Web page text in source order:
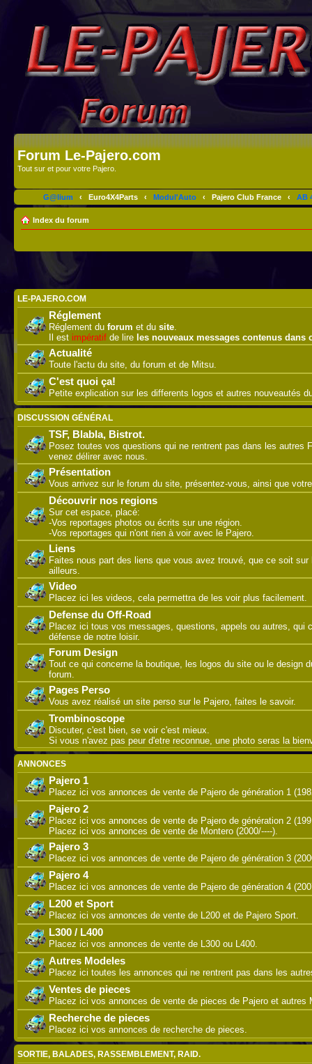
Forum Le-Pajero.com
Tout sur et pour votre Pajero.
G@lium ‹ Euro4X4Parts ‹ Modul'Auto ‹ Pajero Club France ‹ AB
Index du forum
LE-PAJERO.COM
Réglement
Réglement du forum et du site.
Il est impératif de lire les nouveaux messages contenus dans
Actualité
Toute l'actu du site, du forum et de Mitsu.
C'est quoi ça!
Petite explication sur les differents logos et autres nouveautés
DISCUSSION GÉNÉRAL
TSF, Blabla, Bistrot.
Posez toutes vos questions qui ne rentrent pas dans les autres
venez délirer avec nous.
Présentation
Vous arrivez sur le forum du site, présentez-vous, ainsi que
Découvrir nos regions
Sur cet espace, placé:
-Vos reportages photos ou écrits sur une région.
-Vos reportages qui n'ont rien à voir avec le Pajero.
Liens
Faites nous part des liens que vous avez trouvé, que ce soit sur
ailleurs.
Video
Placez ici les videos, cela permettra de les voir plus facilement.
Defense du Off-Road
Placez ici tous vos messages, questions, appels ou autres, qui
défense de notre loisir.
Forum Design
Tout ce qui concerne la boutique, les logos du site ou le design
forum.
Pages Perso
Vous avez réalisé un site perso sur le Pajero, faites le savoir.
Trombinoscope
Discuter, c'est bien, se voir c'est mieux.
Si vous n'avez pas peur d'etre reconnue, une photo seras la
ANNONCES
Pajero 1
Placez ici vos annonces de vente de Pajero de génération 1
Pajero 2
Placez ici vos annonces de vente de Pajero de génération 2
Placez ici vos annonces de vente de Montero (2000/----).
Pajero 3
Placez ici vos annonces de vente de Pajero de génération 3
Pajero 4
Placez ici vos annonces de vente de Pajero de génération 4
L200 et Sport
Placez ici vos annonces de vente de L200 et de Pajero Sport.
L300 / L400
Placez ici vos annonces de vente de L300 ou L400.
Autres Modeles
Placez ici toutes les annonces qui ne rentrent pas dans les
Ventes de pieces
Placez ici vos annonces de vente de pieces de Pajero et autres
Recherche de pieces
Placez ici vos annonces de recherche de pieces.
SORTIE, BALADES, RASSEMBLEMENT, RAID.